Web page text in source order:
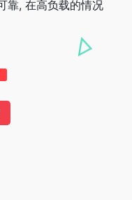
靠, 在高负载的情况